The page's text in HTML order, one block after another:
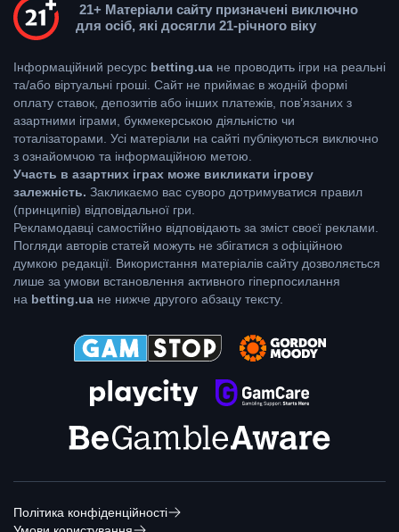
21+ Матеріали сайту призначені виключно
для осіб, які досягли 21-річного віку
Інформаційний ресурс betting.ua не проводить ігри на реальні
та/або віртуальні гроші. Сайт не приймає в жодній формі
оплату ставок, депозитів або інших платежів, пов’язаних з
азартними іграми, букмекерською діяльністю чи
тоталізаторами. Усі матеріали на сайті публікуються виключно
з ознайомчою та інформаційною метою.
Участь в азартних іграх може викликати ігрову
залежність. Закликаємо вас суворо дотримуватися правил
(принципів) відповідальної гри.
Рекламодавці самостійно відповідають за зміст своєї реклами.
Погляди авторів статей можуть не збігатися з офіційною
думкою редакції. Використання матеріалів сайту дозволяється
лише за умови встановлення активного гіперпосилання
на betting.ua не нижче другого абзацу тексту.
Політика конфіденційності